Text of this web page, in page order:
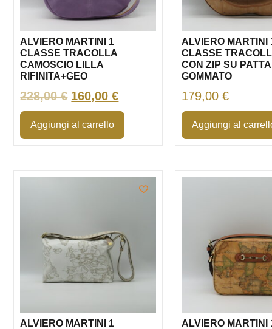
ALVIERO MARTINI 1
CLASSE TRACOLLA
CAMOSCIO LILLA
RIFINITA+GEO
228,00€ 160,00€
Aggiungi al carrello
ALVIERO MARTINI
CLASSE
CON ZIP SU
GOMMATO
179,00€
Aggiungi al
ALVIERO MARTINI 1
ALVIERO MARTINI